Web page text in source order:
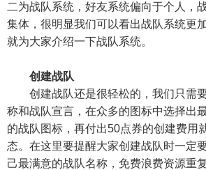
二为战队系统，好友系统偏向于个人，
集体，很明显我们可以看出战队系统更
就为大家介绍一下战队系统。
创建战队
创建战队还是很轻松的，我们只需
称和战队宣言，在众多的图标中选择出
的战队图标，再付出50点券的创建费用
态。在这里要提醒大家创建战队时一定
己最满意的战队名称，免费浪费资源重